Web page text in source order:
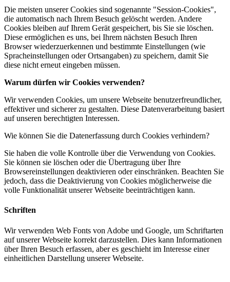
Die meisten unserer Cookies sind sogenannte "Session-Cookies",
die automatisch nach Ihrem Besuch gelöscht werden. Andere
Cookies bleiben auf Ihrem Gerät gespeichert, bis Sie sie löschen.
Diese ermöglichen es uns, bei Ihrem nächsten Besuch Ihren
Browser wiederzuerkennen und bestimmte Einstellungen (wie
Spracheinstellungen oder Ortsangaben) zu speichern, damit Sie
diese nicht erneut eingeben müssen.
Warum dürfen wir Cookies verwenden?
Wir verwenden Cookies, um unsere Webseite benutzerfreundlicher,
effektiver und sicherer zu gestalten. Diese Datenverarbeitung basiert
auf unseren berechtigten Interessen.
Wie können Sie die Datenerfassung durch Cookies verhindern?
Sie haben die volle Kontrolle über die Verwendung von Cookies.
Sie können sie löschen oder die Übertragung über Ihre
Browsereinstellungen deaktivieren oder einschränken. Beachten Sie
jedoch, dass die Deaktivierung von Cookies möglicherweise die
volle Funktionalität unserer Webseite beeinträchtigen kann.
Schriften
Wir verwenden Web Fonts von Adobe und Google, um Schriftarten
auf unserer Webseite korrekt darzustellen. Dies kann Informationen
über Ihren Besuch erfassen, aber es geschieht im Interesse einer
einheitlichen Darstellung unserer Webseite.